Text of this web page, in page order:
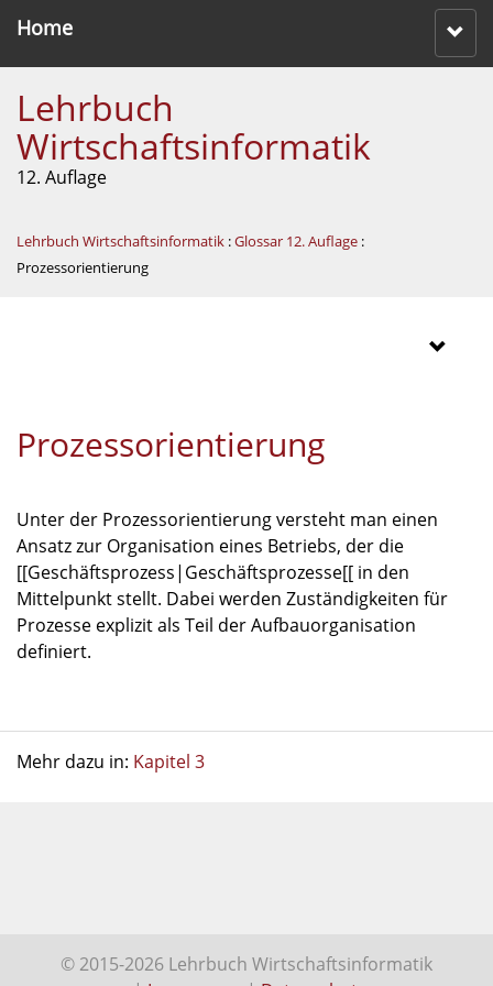
Home
Lehrbuch
Wirtschaftsinformatik
12. Auflage
Lehrbuch Wirtschaftsinformatik :Glossar 12. Auflage :
Prozessorientierung
Prozessorientierung
Unter der Prozessorientierung versteht man einen
Ansatz zur Organisation eines Betriebs, der die
[[Geschäftsprozess|Geschäftsprozesse[[ in den
Mittelpunkt stellt. Dabei werden Zuständigkeiten für
Prozesse explizit als Teil der Aufbauorganisation
definiert.
Mehr dazu in: Kapitel 3
© 2015-2026 Lehrbuch Wirtschaftsinformatik